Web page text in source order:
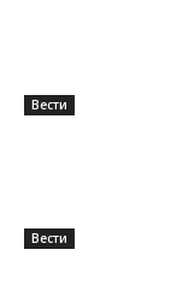
Вести
Вести